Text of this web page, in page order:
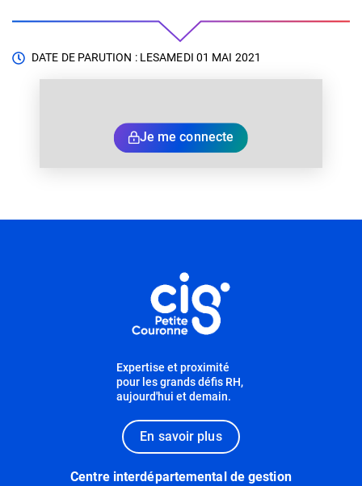
DATE DE PARUTION : LESAMEDI 01 MAI 2021
Je me connecte
Expertise et proximité
pour les grands défis RH,
aujourd'hui et demain.
En savoir plus
Centre interdépartemental de gestion